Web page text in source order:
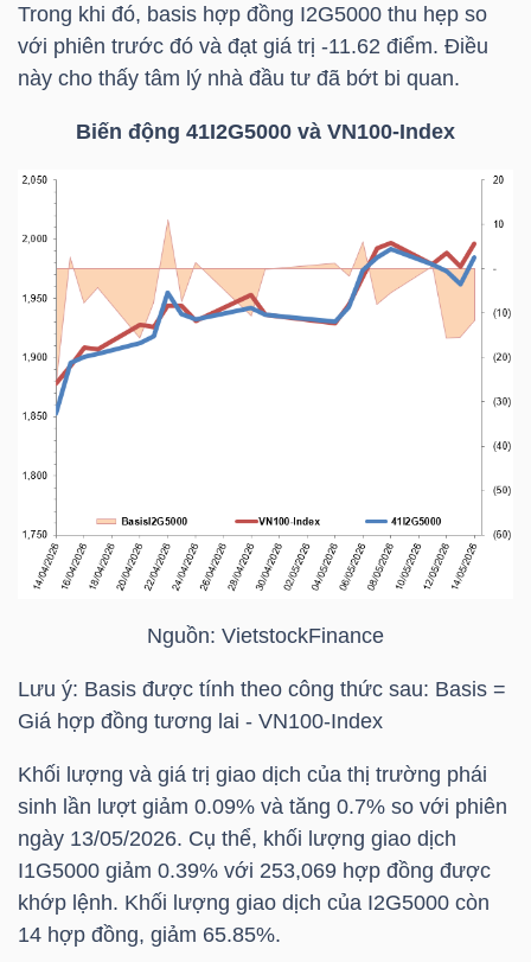
Trong khi đó, basis hợp đồng I2G5000 thu hẹp so
với phiên trước đó và đạt giá trị -11.62 điểm. Điều
này cho thấy tâm lý nhà đầu tư đã bớt bi quan.
Biến động 41I2G5000 và VN100-Index
Nguồn: VietstockFinance
Lưu ý: Basis được tính theo công thức sau: Basis =
Giá hợp đồng tương lai - VN100-Index
Khối lượng và giá trị giao dịch của thị trường phái
sinh lần lượt giảm 0.09% và tăng 0.7% so với phiên
ngày 13/05/2026. Cụ thể, khối lượng giao dịch
I1G5000 giảm 0.39% với 253,069 hợp đồng được
khớp lệnh. Khối lượng giao dịch của I2G5000 còn
14 hợp đồng, giảm 65.85%.
(-)
VS-
NĂNG
LƯỢNG
NGUYÊN
VẬT
LIỆU
NGHIỆP
TIÊU
DÙNG
KHÔNG
THIẾT